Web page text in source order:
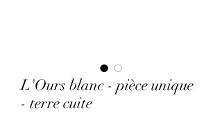
L'Ours blanc - pièce unique
- terre cuite